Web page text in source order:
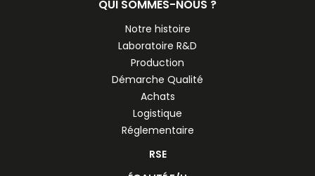
QUI SOMMES-NOUS ?
Notre histoire
Laboratoire R&D
Production
Démarche Qualité
Achats
Logistique
Réglementaire
RSE